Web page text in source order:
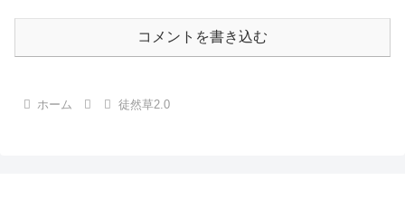
コメントを書き込む
ホーム 徒然草2.0